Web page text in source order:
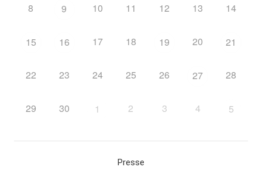
8 9 10 11 12 13 14
15 16 17 18 19 20 21
22 23 24 25 26 27 28
29 30 1 2 3 4 5
Presse